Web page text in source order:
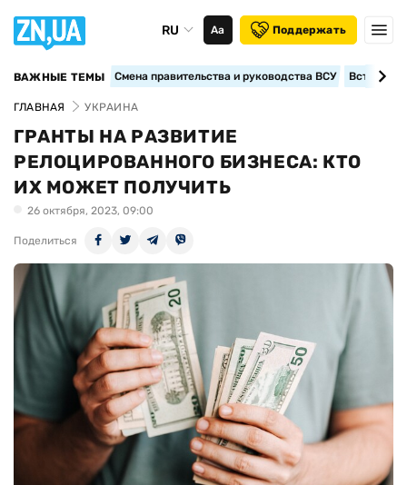
RU Аа Поддержать
ВАЖНЫЕ ТЕМЫ Смена правительства и руководства ВСУ
ГЛАВНАЯ УКРАИНА
ГРАНТЫ НА РАЗВИТИЕ
РЕЛОЦИРОВАННОГО БИЗНЕСА: КТО
ИХ МОЖЕТ ПОЛУЧИТЬ
26 октября, 2023, 09:00
Поделиться